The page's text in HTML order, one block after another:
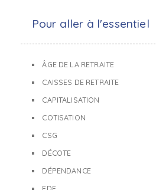
Pour aller à l'essentiel
ÂGE DE LA RETRAITE
CAISSES DE RETRAITE
CAPITALISATION
COTISATION
CSG
DÉCOTE
DÉPENDANCE